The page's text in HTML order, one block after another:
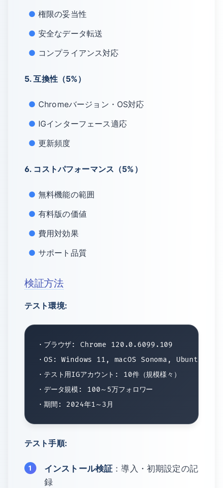
権限の妥当性
安全なデータ転送
コンプライアンス対応
5. 互換性（5%）
Chromeバージョン・OS対応
IGインターフェース適応
更新頻度
6. コストパフォーマンス（5%）
無料機能の範囲
有料版の価値
費用対効果
サポート品質
検証方法
テスト環境:
・ブラウザ: Chrome 120.0.6099.109
・OS: Windows 11, macOS Sonoma, Ubuntu
・テスト用IGアカウント: 10件（規模様々）
・データ規模: 100～5万フォロワー
テスト手順:
インストール検証 ：導入・初期設定の記
録